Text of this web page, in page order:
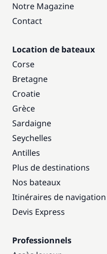
Notre Magazine
Contact
Location de bateaux
Corse
Bretagne
Croatie
Grèce
Sardaigne
Seychelles
Antilles
Plus de destinations
Nos bateaux
Itinéraires de navigation
Devis Express
Professionnels